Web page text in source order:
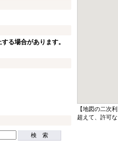
る場合があります。
検 索
【地図の二次
超えて、許可